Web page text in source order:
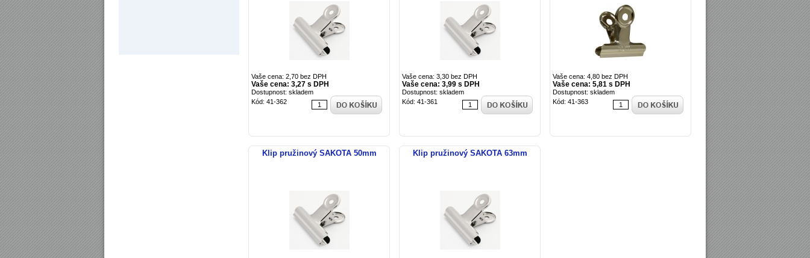
Vaše cena: 2,70 bez DPH
Vaše cena: 3,27 s DPH
Dostupnost: skladem
Kód: 41-362
Vaše cena: 3,30 bez DPH
Vaše cena: 3,99 s DPH
Dostupnost: skladem
Kód: 41-361
Vaše cena: 4,80 bez DPH
Vaše cena: 5,81 s DPH
Dostupnost: skladem
Kód: 41-363
Klip pružinový SAKOTA 50mm Klip pružinový SAKOTA 63mm